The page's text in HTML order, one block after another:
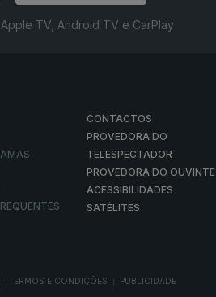
TV, Android TV e CarPlay
CONTACTOS
PROVEDORA DO
TELESPECTADOR
PROVEDORA DO OUVINTE
ACESSIBILIDADES
SATÉLITES
TERMOS E CONDIÇÕES PUBLICIDADE